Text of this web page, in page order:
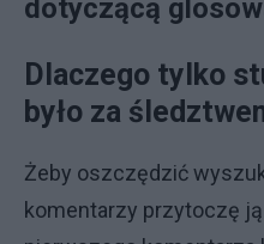
dotyczącą
Dlaczego tylko
było za
Żeby oszczędzić
komentarzy przytoczę